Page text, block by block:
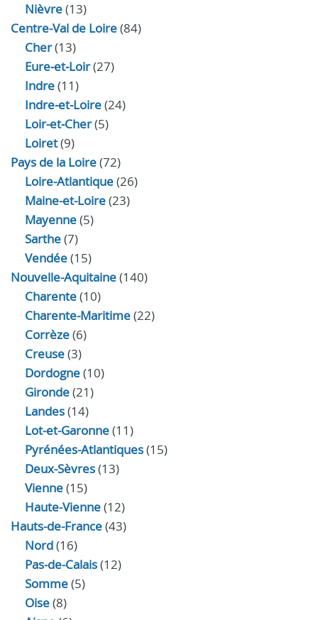
Nièvre(13)
Centre-Val de Loire(84)
Cher(13)
Eure‑et‑Loir(27)
Indre(11)
Indre‑et‑Loire(24)
Loir‑et‑Cher(5)
Loiret(9)
Pays de la Loire(72)
Loire-Atlantique(26)
Maine-et-Loire(23)
Mayenne(5)
Sarthe(7)
Vendée(15)
Nouvelle-Aquitaine(140)
Charente(10)
Charente-Maritime(22)
Corrèze(6)
Creuse(3)
Dordogne(10)
Gironde(21)
Landes(14)
Lot-et-Garonne(11)
Pyrénées-Atlantiques(15)
Deux-Sèvres(13)
Vienne(15)
Haute-Vienne(12)
Hauts-de-France(43)
Nord(16)
Pas-de-Calais(12)
Somme(5)
Oise(8)